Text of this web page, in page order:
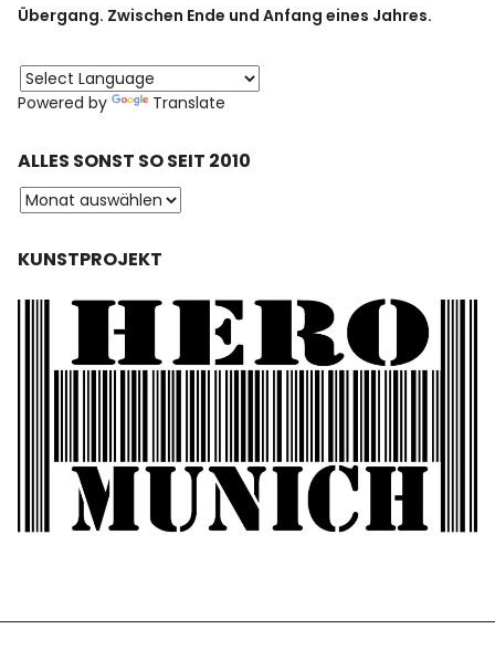
Übergang. Zwischen Ende und Anfang eines Jahres.
Powered by Translate
ALLES SONST SO SEIT 2010
KUNSTPROJEKT